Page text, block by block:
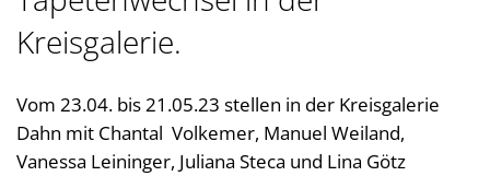
Downloads
Behindertenbeauftragte
Gleichstellung im Landkreis
Verbands- und
Kreisgalerie.
Vom 23.04. bis 21.05.23 stellen in der Kreisgalerie
Dahn mit Chantal Volkemer, Manuel Weiland,
Vanessa Leininger, Juliana Steca und Lina Götz